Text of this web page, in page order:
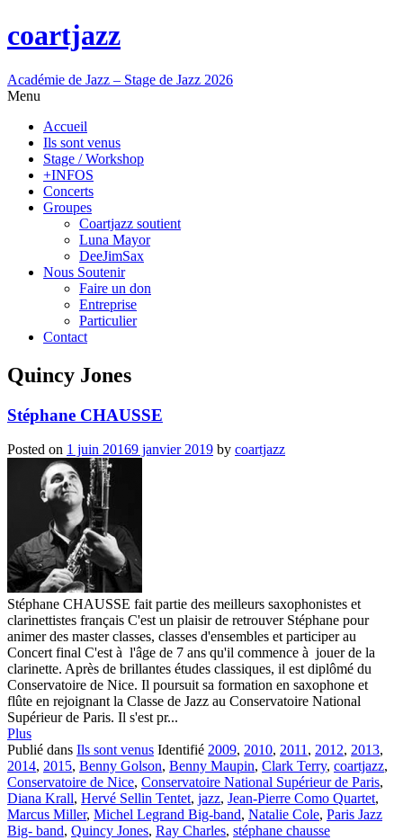
coartjazz
Académie de Jazz – Stage de Jazz 2026
Menu
Accueil
Ils sont venus
Stage / Workshop
+INFOS
Concerts
Groupes
Coartjazz soutient
Luna Mayor
DeeJimSax
Nous Soutenir
Faire un don
Entreprise
Particulier
Contact
Quincy Jones
Stéphane CHAUSSE
Posted on 1 juin 20169 janvier 2019 by coartjazz
Stéphane CHAUSSE fait partie des meilleurs saxophonistes et
clarinettistes français C'est un plaisir de retrouver Stéphane pour
animer des master classes, classes d'ensembles et participer au
Concert final C'est à l'âge de 7 ans qu'il commence à jouer de la
clarinette. Après de brillantes études classiques, il est diplômé du
Conservatoire de Nice. Il poursuit sa formation en saxophone et
flûte en rejoignant la Classe de Jazz au Conservatoire National
Supérieur de Paris. Il s'est pr...
Plus
Publié dans Ils sont venus Identifié 2009, 2010, 2011, 2012, 2013,
2014, 2015, Benny Golson, Benny Maupin, Clark Terry, coartjazz,
Conservatoire de Nice, Conservatoire National Supérieur de Paris,
Diana Krall, Hervé Sellin Tentet, jazz, Jean-Pierre Como Quartet,
Marcus Miller, Michel Legrand Big-band, Natalie Cole, Paris Jazz
Big- band, Quincy Jones, Ray Charles, stéphane chausse